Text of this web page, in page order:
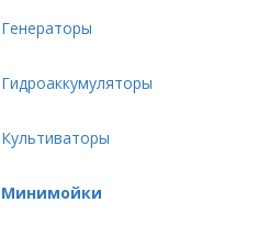
Генераторы
Гидроаккумуляторы
Культиваторы
Минимойки